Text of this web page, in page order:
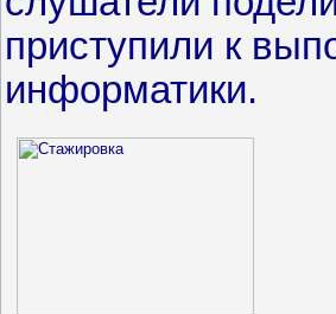
приступили к
информатики.